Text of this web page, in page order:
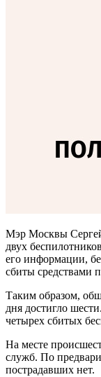
Мэр Москвы
двух
его информации,
сбиты средствами
Таким образом,
дня достигло
четырех сбитых
На месте
служб. По
пострадавших нет.